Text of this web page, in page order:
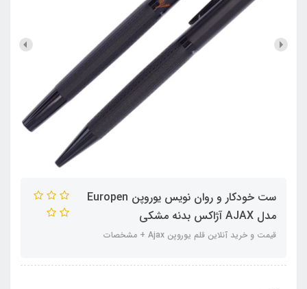
ست خودکار و روان نویس یوروپن Europen
مدل AJAX آژاکس بدنه مشکی
قیمت و خرید آنلاین قلم یوروپن Ajax + مشخصات